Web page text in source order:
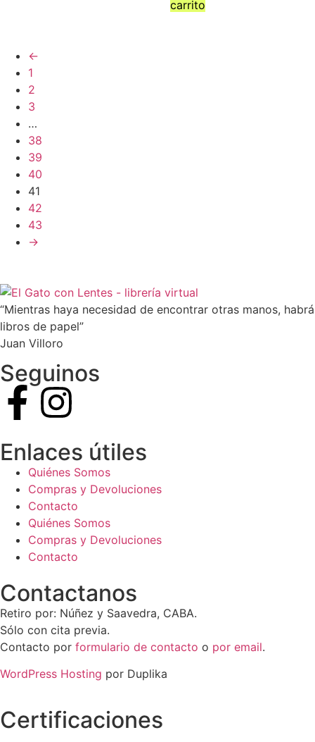
carrito
←
1
2
3
…
38
39
40
41
42
43
→
“Mientras haya necesidad de encontrar otras manos, habrá
libros de papel”
Juan Villoro
Seguinos
Enlaces útiles
Quiénes Somos
Compras y Devoluciones
Contacto
Quiénes Somos
Compras y Devoluciones
Contacto
Contactanos
Retiro por: Núñez y Saavedra, CABA.
Sólo con cita previa.
Contacto por formulario de contacto o por email.
WordPress Hosting por Duplika
Certificaciones